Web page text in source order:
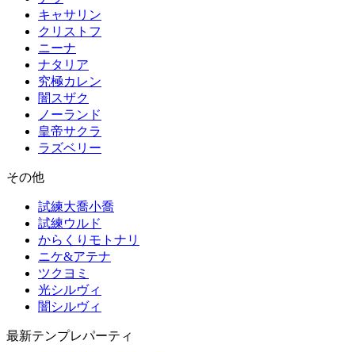
キャサリン
クリストフ
ニーナ
ナタリア
究極カレン
闇スザク
ノーランド
皇帝サクラ
ラズベリー
その他
試練大喬小喬
試練ウルド
からくりモトナリ
ニケ&アテナ
ツクヨミ
光シルヴィ
闇シルヴィ
最新テンプレパーティ